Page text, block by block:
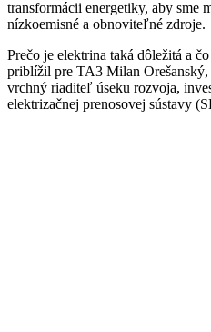
transformácii energetiky, aby
nízkoemisné a obnoviteľné zdroje.
Prečo je elektrina taká dôležitá a
priblížil pre TA3 Milan Orešanský,
vrchný riaditeľ úseku rozvoja,
elektrizačnej prenosovej sústavy